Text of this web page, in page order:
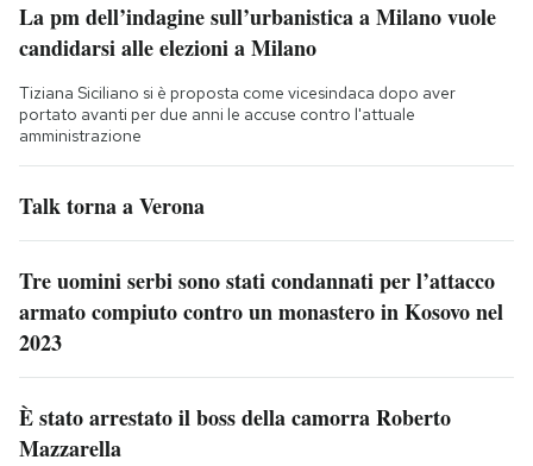
La pm dell’indagine sull’urbanistica a Milano vuole
candidarsi alle elezioni a Milano
Tiziana Siciliano si è proposta come vicesindaca dopo aver
portato avanti per due anni le accuse contro l'attuale
amministrazione
Talk torna a Verona
Tre uomini serbi sono stati condannati per l’attacco
armato compiuto contro un monastero in Kosovo nel
2023
È stato arrestato il boss della camorra Roberto
Mazzarella